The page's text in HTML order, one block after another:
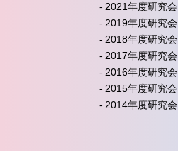
2021年度研究会
2019年度研究会
2018年度研究会
2017年度研究会
2016年度研究会
2015年度研究会
2014年度研究会